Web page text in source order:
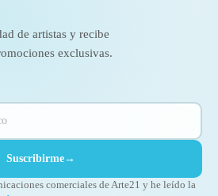
de artistas y recibe
exclusivas.
Suscribirme→
comerciales de Arte21 y he leído la